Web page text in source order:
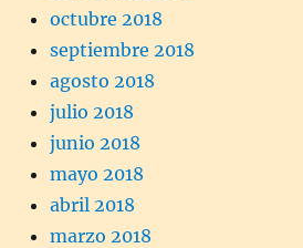
octubre 2018
septiembre 2018
agosto 2018
julio 2018
junio 2018
mayo 2018
abril 2018
marzo 2018